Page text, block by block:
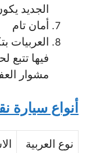
الجديد
أمان تام
العربيات
فيها تتبع
مشوار
أنواع
نوع العربية